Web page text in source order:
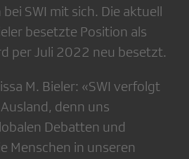
SWI mit sich. Die aktuell
besetzte Position als
per Juli 2022 neu besetzt.
M. Bieler: «SWI verfolgt
denn uns
Debatten und
Menschen in unseren